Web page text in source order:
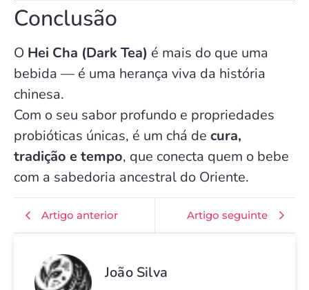
Conclusão
O Hei Cha (Dark Tea) é mais do que uma
bebida — é uma herança viva da história
chinesa.
Com o seu sabor profundo e propriedades
probióticas únicas, é um chá de cura,
tradição e tempo, que conecta quem o bebe
com a sabedoria ancestral do Oriente.
Artigo anterior Artigo seguinte
João Silva